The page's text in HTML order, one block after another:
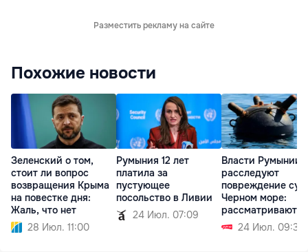
Разместить рекламу на сайте
Похожие новости
Зеленский о том,
стоит ли вопрос
возвращения Крыма
на повестке дня:
Жаль, что нет
28 Июл. 11:00
Румыния 12 лет
платила за
пустующее
посольство в Ливии
24 Июл. 07:09
Власти Румынии
расследуют
повреждение
Черном море:
рассматриваются
две версии
24 Июл. 09:32